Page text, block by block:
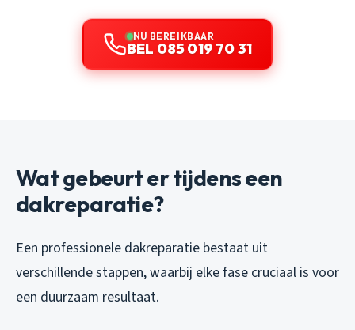
NU BEREIKBAAR
BEL 085 019 70 31
Wat gebeurt er tijdens een
dakreparatie?
Een professionele dakreparatie bestaat uit
verschillende stappen, waarbij elke fase cruciaal is voor
een duurzaam resultaat.